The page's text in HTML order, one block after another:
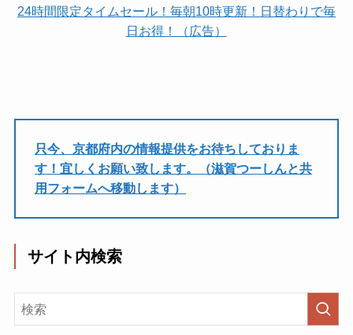
24時間限定タイムセール！毎朝10時更新！日替わりで毎
日お得！（広告）
只今、京都府内の情報提供をお待ちしておりま
す！宜しくお願い致します。（滋賀つーしんと共
用フォームへ移動します）
サイト内検索